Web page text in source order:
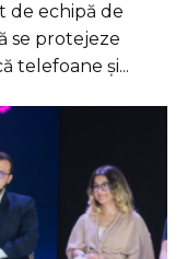
de echipă de
se protejeze
telefoane și...